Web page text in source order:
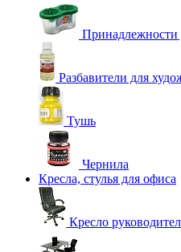
Принадлежности
Разбавители для
Тушь
Чернила
Кресла, стулья для офиса
Кресло